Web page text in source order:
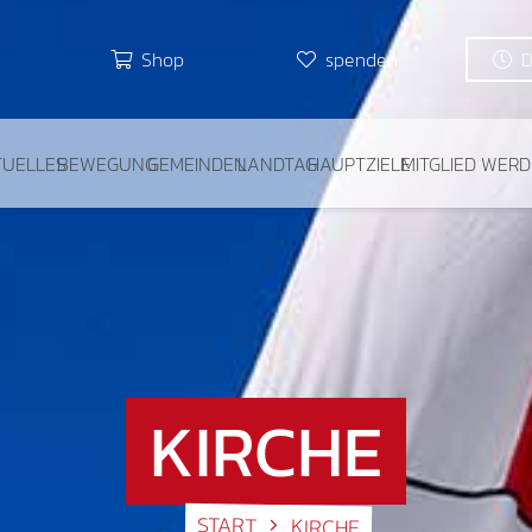
Shop spenden
BEWEGUNGGEMEINDENLANDTAGHAUPTZIELEMITGLIED
KIRCHE
START